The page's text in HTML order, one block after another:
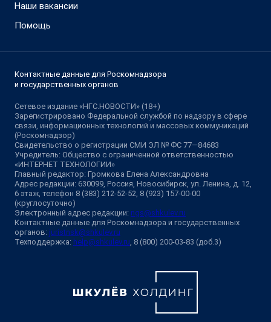
Наши вакансии
Помощь
Контактные данные для Роскомнадзора
и государственных органов
Сетевое издание «НГС.НОВОСТИ» (18+)
Зарегистрировано Федеральной службой по надзору в сфере
связи, информационных технологий и массовых коммуникаций
(Роскомнадзор)
Свидетельство о регистрации СМИ ЭЛ № ФС 77—84683
Учредитель: Общество с ограниченной ответственностью
«ИНТЕРНЕТ ТЕХНОЛОГИИ»
Главный редактор: Громкова Елена Александровна
Адрес редакции: 630099, Россия, Новосибирск, ул. Ленина, д. 12,
6 этаж, телефон 8 (383) 212-52-52, 8 (923) 157-00-00
(круглосуточно)
Электронный адрес редакции: ngs@shkulev.ru
Контактные данные для Роскомнадзора и государственных
органов: juristnsk@shkulev.ru
Техподдержка: help@shkulev.ru, 8 (800) 200-03-83 (доб.3)